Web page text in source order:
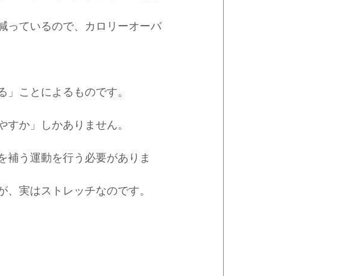
っているので、カロリーオーバ
ことによるものです。
か」しかありません。
補う運動を行う必要がありま
実はストレッチなのです。